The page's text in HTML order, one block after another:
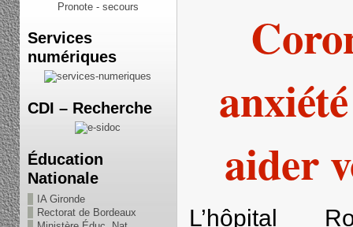
Pronote - secours
Services
numériques
CDI – Recherche
Éducation
Nationale
IA Gironde
Rectorat de Bordeaux
aider
L’hôpital